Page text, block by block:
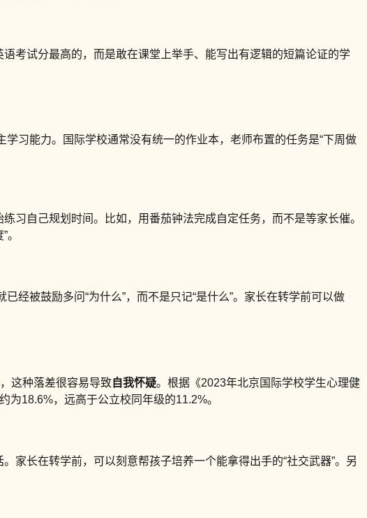
语考试分最高的，而是敢在课堂上举手、能写出有逻辑的短篇论证的学
学习能力。国际学校通常没有统一的作业本，老师布置的任务是“下周做
习自己规划时间。比如，用番茄钟法完成自定任务，而不是等家长催。
。
已经被鼓励多问“为什么”，而不是只记“是什么”。家长在转学前可以做
这种落差很容易导致自我怀疑。根据《2023年北京国际学校学生心理健
18.6%，远高于公立校同年级的11.2%。
长在转学前，可以刻意帮孩子培养一个能拿得出手的“社交武器”。另